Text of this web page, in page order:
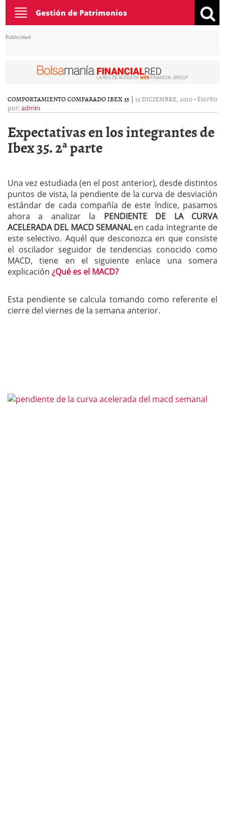
Toggle
navigation
Gestión de Patrimonios
Publicidad
COMPORTAMIENTO COMPARADO IBEX 35 | 13 DICIEMBRE, 2010- Escrito
por:admin
Expectativas en los integrantes de
Ibex 35. 2ª parte
Una vez estudiada (en el post anterior), desde distintos
puntos de vista, la pendiente de la curva de desviación
estándar de cada compañía de este índice, pasamos
ahora a analizar la PENDIENTE DE LA CURVA
ACELERADA DEL MACD SEMANALen cada integrante de
este selectivo. Aquél que desconozca en que consiste
el oscilador seguidor de tendencias conocido como
MACD, tiene en el siguiente enlace una somera
explicación ¿Qué es el MACD?
Esta pendiente se calcula tomando como referente el
cierre del viernes de la semana anterior.